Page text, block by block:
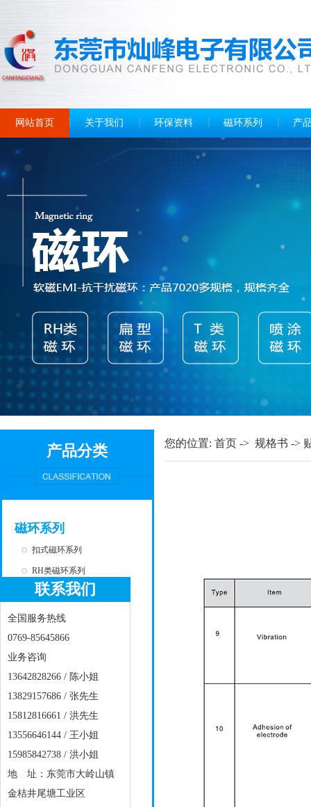
网站首页 关于我们 环保资料 磁环系列 产
产品分类
磁环系列
扣式磁环系列
RH类磁环系列
T类磁环系列
扁型磁环系列
滤波器系列
开口磁环系列
喷涂磁环系列
黄白环系列
磁棒系列
RH类磁珠系列
工字磁芯系列
电感系列
铁硅铝磁环系列
您的位置: 首页 -> 规格书 ->
联系我们
全国服务热线
0769-85645866
业务咨询
13642828266 / 陈小姐
13829157686 / 张先生
15812816661 / 洪先生
13556646144 / 王小姐
15985842738 / 洪小姐
地 址：东莞市大岭山镇
金桔井尾塘工业区